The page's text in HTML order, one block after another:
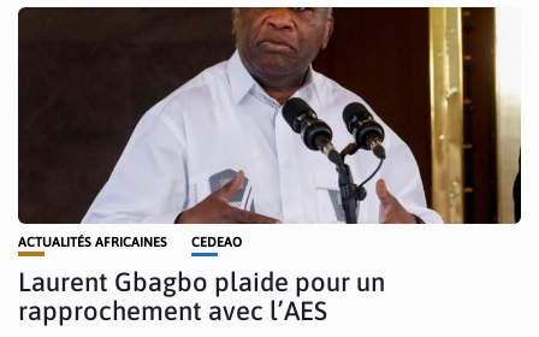
ACTUALITÉS AFRICAINES CEDEAO
Laurent Gbagbo plaide pour un
rapprochement avec l’AES